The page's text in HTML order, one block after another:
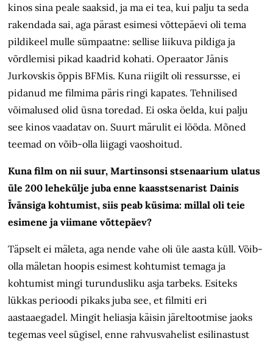
kinos sina peale saaksid, ja ma ei tea, kui palju ta seda
rakendada sai, aga pärast esimesi võttepäevi oli tema
pildikeel mulle sümpaatne: sellise liikuva pildiga ja
võrdlemisi pikad kaadrid kohati. Operaator Jānis
Jurkovskis õppis BFMis. Kuna riigilt oli ressursse, ei
pidanud me filmima päris ringi kapates. Tehnilised
võimalused olid üsna toredad. Ei oska öelda, kui palju
see kinos vaadatav on. Suurt märulit ei lööda. Mõned
teemad on võib-olla liigagi vaoshoitud.
Kuna film on nii suur, Martinsonsi stsenaarium ulatus
üle 200 lehekülje juba enne kaasstsenarist Dainis
Īvānsiga kohtumist, siis peab küsima: millal oli teie
esimene ja viimane võttepäev?
Täpselt ei mäleta, aga nende vahe oli üle aasta küll. Võib-
olla mäletan hoopis esimest kohtumist temaga ja
kohtumist mingi turundusliku asja tarbeks. Esiteks
lükkas perioodi pikaks juba see, et filmiti eri
aastaaegadel. Mingit heliasja käisin järeltootmise jaoks
tegemas veel sügisel, enne rahvusvahelist esilinastust